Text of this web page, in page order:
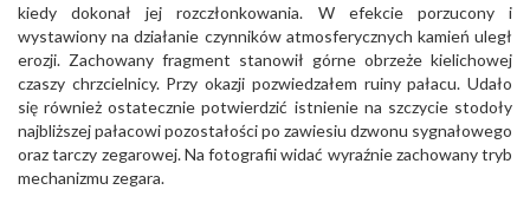
kiedy dokonał jej rozczłonkowania. W efekcie porzucony i
wystawiony na działanie czynników atmosferycznych kamień uległ
erozji. Zachowany fragment stanowił górne obrzeże kielichowej
czaszy chrzcielnicy. Przy okazji pozwiedzałem ruiny pałacu. Udało
się również ostatecznie potwierdzić istnienie na szczycie stodoły
najbliższej pałacowi pozostałości po zawiesiu dzwonu sygnałowego
oraz tarczy zegarowej. Na fotografii widać wyraźnie zachowany tryb
mechanizmu zegara.